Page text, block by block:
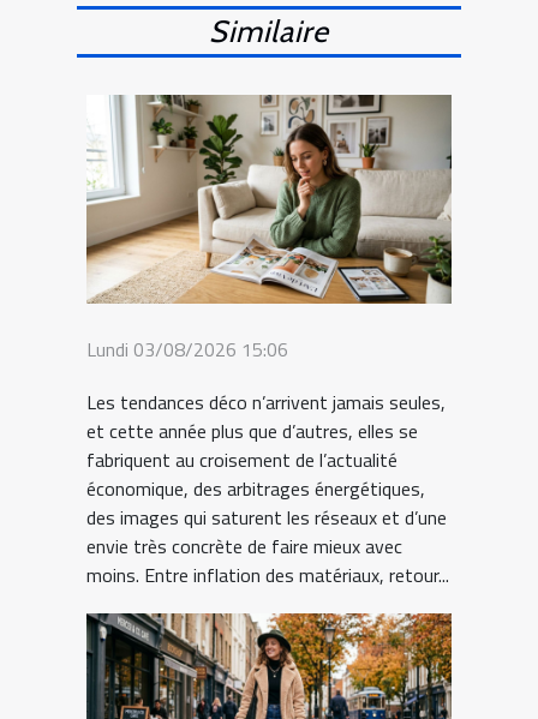
Similaire
Lundi 03/08/2026 15:06
Les tendances déco n’arrivent jamais seules,
et cette année plus que d’autres, elles se
fabriquent au croisement de l’actualité
économique, des arbitrages énergétiques,
des images qui saturent les réseaux et d’une
envie très concrète de faire mieux avec
moins. Entre inflation des matériaux, retour...